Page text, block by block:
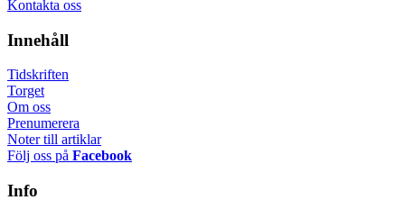
Kontakta oss
Innehåll
Tidskriften
Torget
Om oss
Prenumerera
Noter till artiklar
Följ oss på Facebook
Info